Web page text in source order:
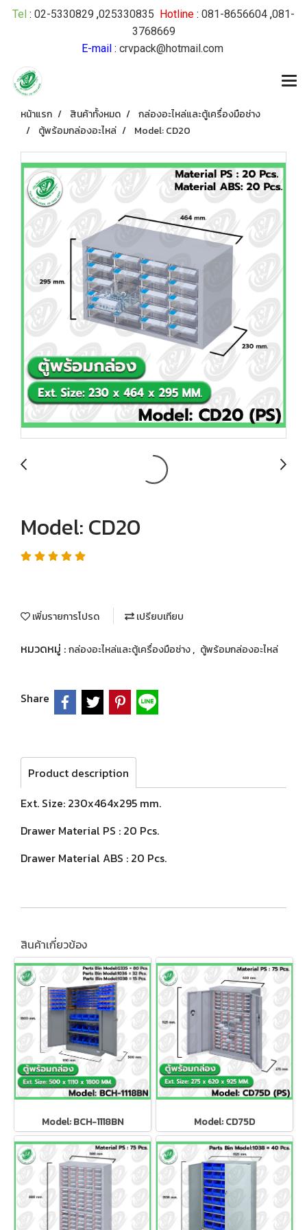
Tel : 02-5330829 ,025330835 Hotline : 081-8656604 ,081-
3768669
E-mail: crvpack@hotmail.com
หน้าแรก สินค้าทั้งหมด
กล่องอะไหล่และตู้เครื่องมือช่าง
ตู้พร้อมกล่องอะไหล่
Model: CD20
Model: CD20
เพิ่มรายการโปรด เปรียบเทียบ
หมวดหมู่ :กล่องอะไหล่และตู้เครื่องมือช่าง, ตู้พร้อมกล่องอะไหล่
Share
Product description
Ext. Size: 230x464x295 mm.
Drawer Material PS : 20 Pcs.
Drawer Material ABS : 20 Pcs.
สินค้าเกี่ยวข้อง
Model: BCH-1118BN Model: CD75D